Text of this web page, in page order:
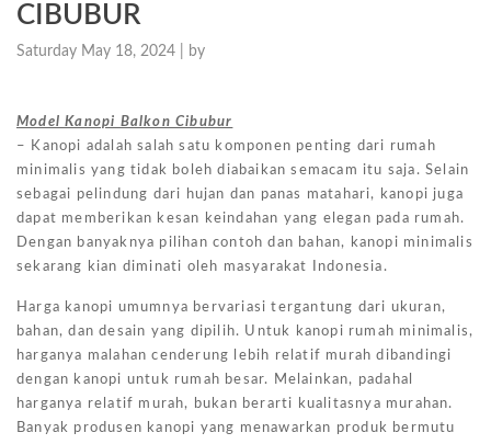
CIBUBUR
Saturday May 18, 2024 | by
Model Kanopi Balkon Cibubur
– Kanopi adalah salah satu komponen penting dari rumah
minimalis yang tidak boleh diabaikan semacam itu saja. Selain
sebagai pelindung dari hujan dan panas matahari, kanopi juga
dapat memberikan kesan keindahan yang elegan pada rumah.
Dengan banyaknya pilihan contoh dan bahan, kanopi minimalis
sekarang kian diminati oleh masyarakat Indonesia.
Harga kanopi umumnya bervariasi tergantung dari ukuran,
bahan, dan desain yang dipilih. Untuk kanopi rumah minimalis,
harganya malahan cenderung lebih relatif murah dibandingi
dengan kanopi untuk rumah besar. Melainkan, padahal
harganya relatif murah, bukan berarti kualitasnya murahan.
Banyak produsen kanopi yang menawarkan produk bermutu